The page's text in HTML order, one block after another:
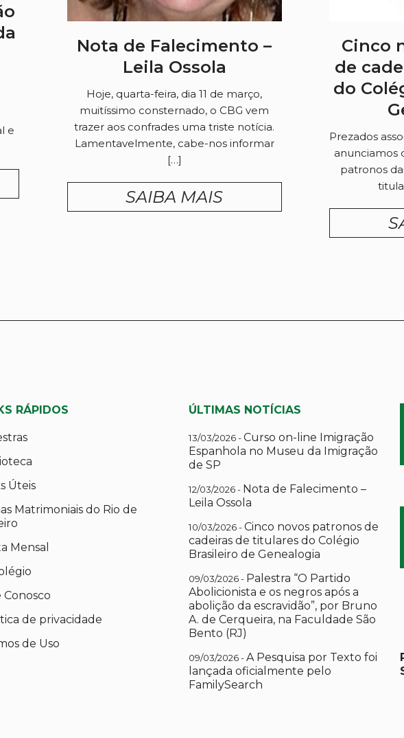
e
Nota de Falecimento –
Leila Ossola
Hoje, quarta-feira, dia 11 de março,
muitíssimo consternado, o CBG vem
trazer aos confrades uma triste notícia.
Lamentavelmente, cabe-nos informar
[…]
SAIBA MAIS
Cinco
de
do
Prezados
anunciamos
patronos
RÁPIDOS
Úteis
Matrimoniais do Rio de
Mensal
Conosco
de privacidade
de Uso
ÚLTIMAS NOTÍCIAS
13/03/2026 -Curso on-line Imigração
Espanhola no Museu da Imigração
de SP
12/03/2026 - Nota de Falecimento –
Leila Ossola
10/03/2026 -Cinco novos patronos de
cadeiras de titulares do Colégio
Brasileiro de Genealogia
09/03/2026 - Palestra “O Partido
Abolicionista e os negros após a
abolição da escravidão”, por Bruno
A. de Cerqueira, na Faculdade São
Bento (RJ)
09/03/2026 -A Pesquisa por Texto foi
lançada oficialmente pelo
FamilySearch